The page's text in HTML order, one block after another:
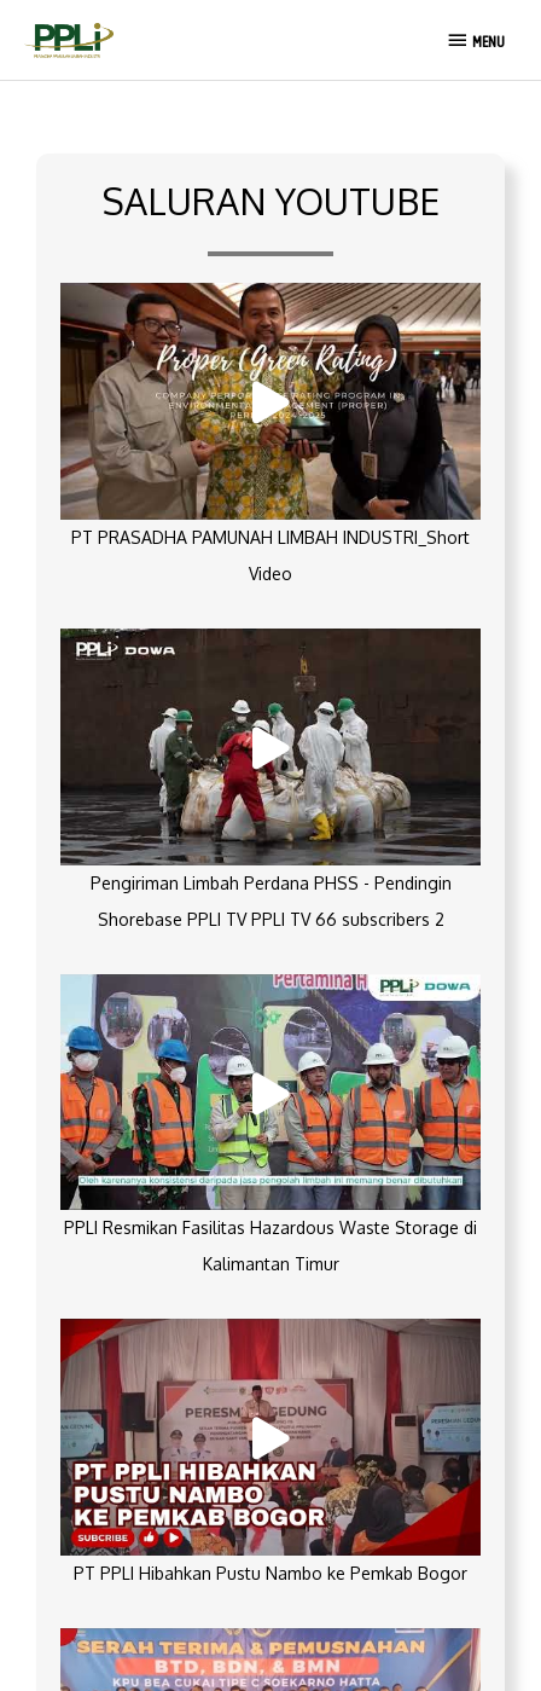
MENU
MENU
SALURAN YOUTUBE
PT PRASADHA PAMUNAH LIMBAH INDUSTRI_Short
Video
Pengiriman Limbah Perdana PHSS - Pendingin
Shorebase PPLI TV PPLI TV 66 subscribers 2
PPLI Resmikan Fasilitas Hazardous Waste Storage di
Kalimantan Timur
PT PPLI Hibahkan Pustu Nambo ke Pemkab Bogor